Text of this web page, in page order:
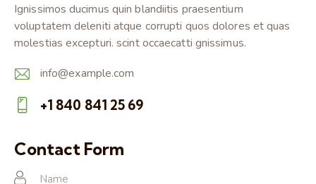
Ignissimos ducimus quin blandiitis praesentium
voluptatem deleniti atque corrupti quos dolores et quas
molestias excepturi. scint occaecatti gnissimus.
E-
m
info@example.com
on
e:
+1 840 841 25 69
Contact Form